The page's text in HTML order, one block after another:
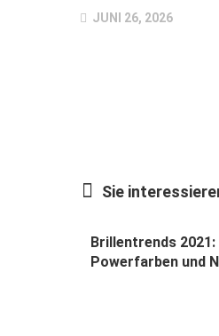
JUNI 26, 2026
Sie
Brillentrends
Powerfarben und